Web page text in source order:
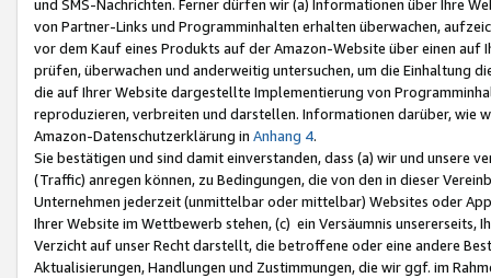
und SMS-Nachrichten. Ferner dürfen wir (a) Informationen über Ihre
von Partner-Links und Programminhalten erhalten überwachen,
vor dem Kauf eines Produkts auf der Amazon-Website über einen
prüfen, überwachen und anderweitig untersuchen, um die Einhaltung
die auf Ihrer Website dargestellte Implementierung von
reproduzieren, verbreiten und darstellen. Informationen darüber, wie
Amazon-Datenschutzerklärung in Anhang 4.
Sie bestätigen und sind damit einverstanden, dass (a) wir und
(Traffic) anregen können, zu Bedingungen, die von den in dieser
Unternehmen jederzeit (unmittelbar oder mittelbar) Websites oder
Ihrer Website im Wettbewerb stehen, (c) ein Versäumnis unsererseits,
Verzicht auf unser Recht darstellt, die betroffene oder eine andere
Aktualisierungen, Handlungen und Zustimmungen, die wir ggf. im